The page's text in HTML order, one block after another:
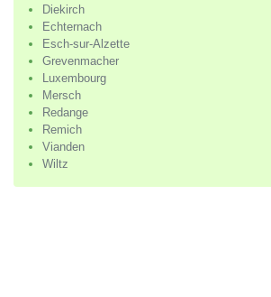
Diekirch
Echternach
Esch-sur-Alzette
Grevenmacher
Luxembourg
Mersch
Redange
Remich
Vianden
Wiltz